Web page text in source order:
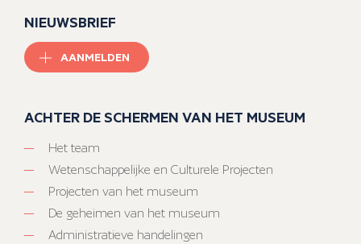
NIEUWSBRIEF
AANMELDEN
ACHTER DE SCHERMEN VAN HET MUSEUM
Het team
Wetenschappelijke en Culturele Projecten
Projecten van het museum
De geheimen van het museum
Administratieve handelingen